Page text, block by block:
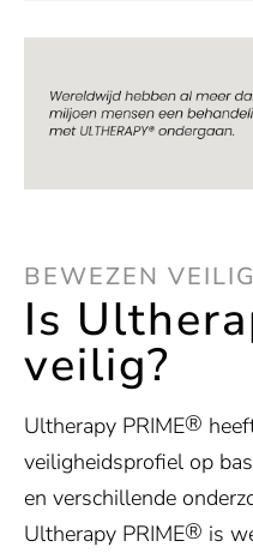
BEWEZEN
Is
veilig?
Ultherapy PRIME®
veiligheidsprofiel op
en verschillende
Ultherapy PRIME® is